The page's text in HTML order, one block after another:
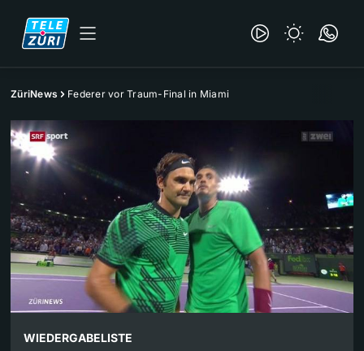
ZüriNews Federer vor Traum-Final in Miami
WIEDERGABELISTE